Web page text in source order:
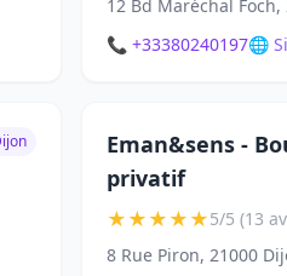
12 Bd Maréchal
📞 +33380240197🌐
Eman&sens -
privatif
★★★★★5/5 (13
8 Rue Piron, 21000